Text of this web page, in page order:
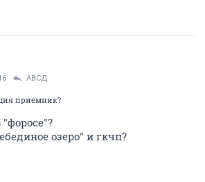
АВСД
приемник?
озеро" и гкчп?